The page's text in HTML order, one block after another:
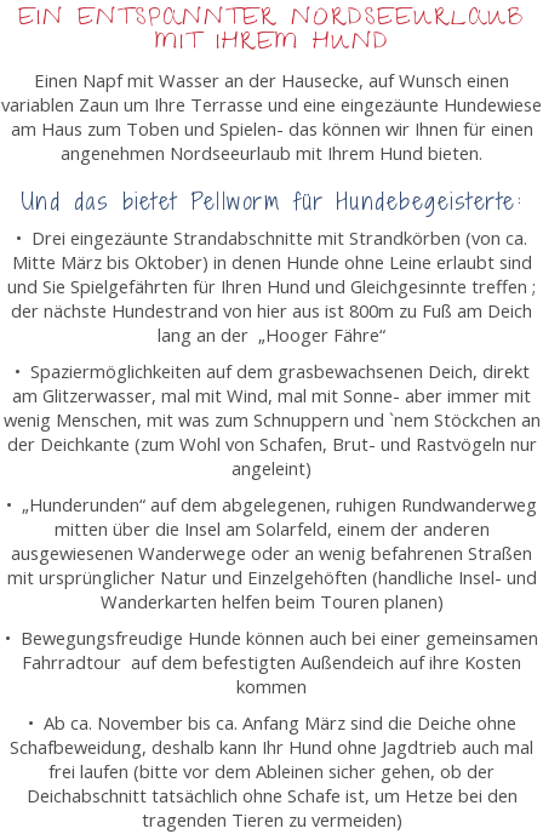
EIN ENTSPANNTER NORDSEEURLAUB
MIT IHREM HUND
Einen Napf mit Wasser an der Hausecke, auf Wunsch einen
variablen Zaun um Ihre Terrasse und eine eingezäunte Hundewiese
am Haus zum Toben und Spielen- das können wir Ihnen für einen
angenehmen Nordseeurlaub mit Ihrem Hund bieten.
Und das bietet Pellworm für Hundebegeisterte:
• Drei eingezäunte Strandabschnitte mit Strandkörben (von ca.
Mitte März bis Oktober) in denen Hunde ohne Leine erlaubt sind
und Sie Spielgefährten für Ihren Hund und Gleichgesinnte treffen ;
der nächste Hundestrand von hier aus ist 800m zu Fuß am Deich
lang an der „Hooger Fähre“
• Spaziermöglichkeiten auf dem grasbewachsenen Deich, direkt
am Glitzerwasser, mal mit Wind, mal mit Sonne- aber immer mit
wenig Menschen, mit was zum Schnuppern und `nem Stöckchen an
der Deichkante (zum Wohl von Schafen, Brut- und Rastvögeln nur
angeleint)
• „Hunderunden“ auf dem abgelegenen, ruhigen Rundwanderweg
mitten über die Insel am Solarfeld, einem der anderen
ausgewiesenen Wanderwege oder an wenig befahrenen Straßen
mit ursprünglicher Natur und Einzelgehöften (handliche Insel- und
Wanderkarten helfen beim Touren planen)
• Bewegungsfreudige Hunde können auch bei einer gemeinsamen
Fahrradtour auf dem befestigten Außendeich auf ihre Kosten
kommen
• Ab ca. November bis ca. Anfang März sind die Deiche ohne
Schafbeweidung, deshalb kann Ihr Hund ohne Jagdtrieb auch mal
frei laufen (bitte vor dem Ableinen sicher gehen, ob der
Deichabschnitt tatsächlich ohne Schafe ist, um Hetze bei den
tragenden Tieren zu vermeiden)